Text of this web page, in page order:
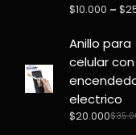
$10.000 – $
Anillo para
celular con
electrico
$
$20.000